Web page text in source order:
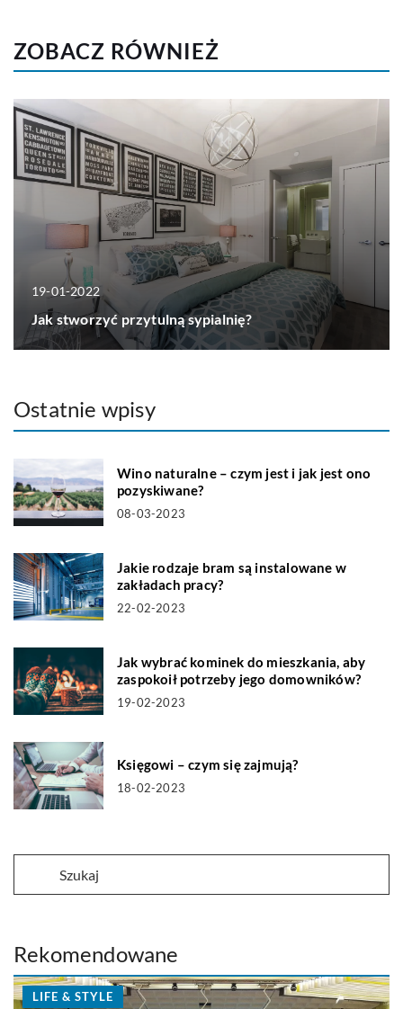
ZOBACZ RÓWNIEŻ
19-01-2022
Jak stworzyć przytulną sypialnię?
Ostatnie wpisy
Wino naturalne – czym jest i jak jest ono
pozyskiwane?
08-03-2023
Jakie rodzaje bram są instalowane w
zakładach pracy?
22-02-2023
Jak wybrać kominek do mieszkania, aby
zaspokoił potrzeby jego domowników?
19-02-2023
Księgowi – czym się zajmują?
18-02-2023
Rekomendowane
LIFE & STYLE